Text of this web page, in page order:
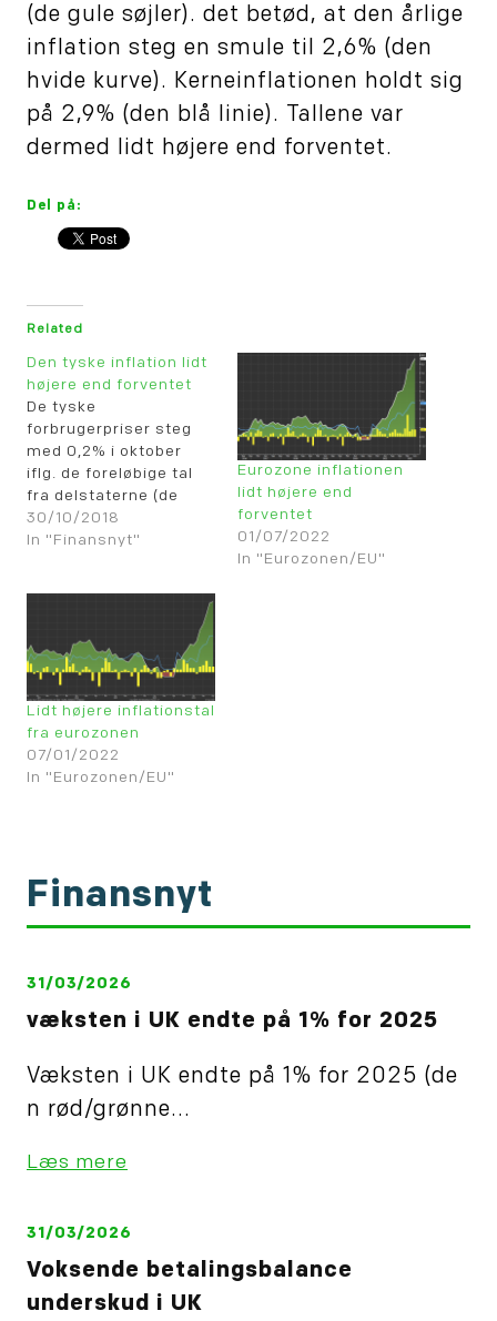
(de gule søjler). det betød, at den årlige
inflation steg en smule til 2,6% (den
hvide kurve). Kerneinflationen holdt sig
på 2,9% (den blå linie). Tallene var
dermed lidt højere end forventet.
Del på:
Related
Den tyske inflation lidt
højere end forventet
De tyske
forbrugerpriser steg
med 0,2% i oktober
iflg. de foreløbige tal
fra delstaterne (de
gule søjler). Det betød
en stigning i den årlige
Tallene var lidt højere
end forventet.
30/10/2018
In "Finansnyt"
Eurozone inflationen
lidt højere end
forventet
01/07/2022
In "Eurozonen/EU"
Lidt højere inflationstal
fra eurozonen
07/01/2022
In "Eurozonen/EU"
Finansnyt
31/03/2026
væksten i UK endte på 1% for 2025
Væksten i UK endte på 1% for 2025 (de
n rød/grønne...
Læs mere
31/03/2026
Voksende betalingsbalance
underskud i UK